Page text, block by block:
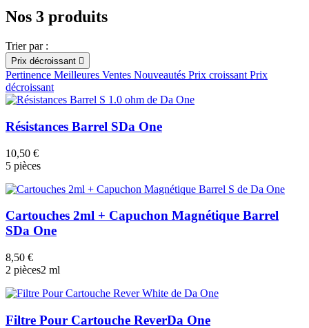
Résistances
Prix
€
Voir les Produits3
Nos 3 produits
Trier par :
Prix décroissant 
Pertinence Meilleures Ventes Nouveautés Prix croissant Prix
décroissant
Résistances Barrel SDa One
10,50 €
5 pièces
Cartouches 2ml + Capuchon Magnétique Barrel
SDa One
8,50 €
2 pièces2 ml
Filtre Pour Cartouche ReverDa One